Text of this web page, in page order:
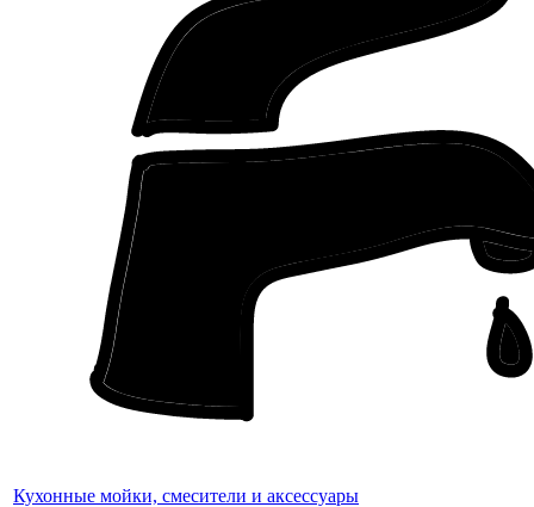
Кухонные мойки, смесители и аксессуары